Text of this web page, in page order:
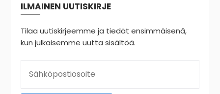
ILMAINEN UUTISKIRJE
Tilaa uutiskirjeemme ja tiedät ensimmäisenä,
kun julkaisemme uutta sisältöä.